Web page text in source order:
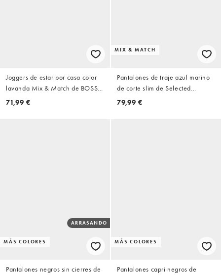
Joggers de estar por casa color
lavanda Mix & Match de BOSS
Bodywear
71,99 €
MIX & MATCH
Pantalones de traje azul marino
de corte slim de Selected
Homme
79,99 €
MÁS COLORES
ARRASANDO
Pantalones negros sin cierres de
MÁS COLORES
Pantalones capri negros de